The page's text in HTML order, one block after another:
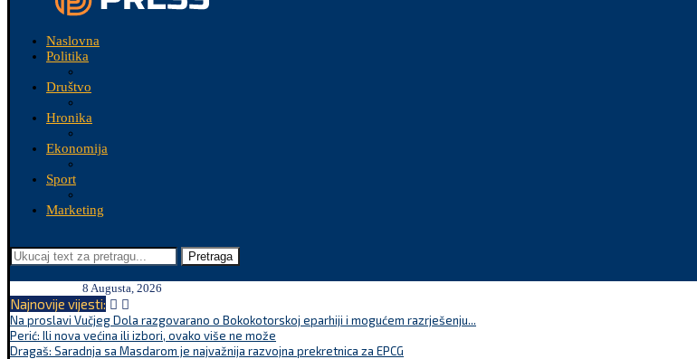
Naslovna
Politika
Društvo
Hronika
Ekonomija
Sport
Marketing
Pretraga
8 Augusta, 2026
Najnovije vijesti:
Na proslavi Vučjeg Dola razgovarano o Bokokotorskoj eparhiji i mogućem razrješenju...
Perić: Ili nova većina ili izbori, ovako više ne može
Dragaš: Saradnja sa Masdarom je najvažnija razvojna prekretnica za EPCG